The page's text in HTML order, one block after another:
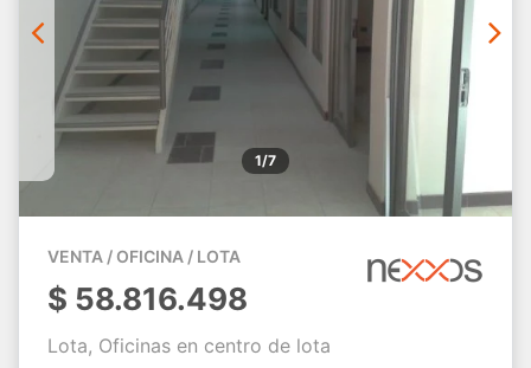
1/7
VENTA / OFICINA / LOTA
$ 58.816.498
Lota, Oficinas en centro de lota